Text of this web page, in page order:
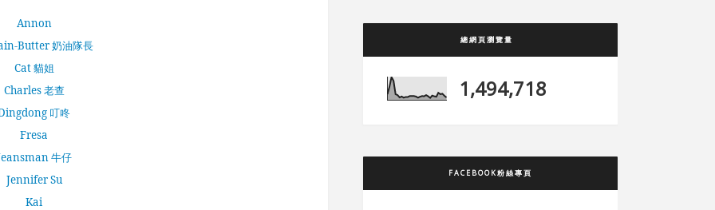
Annon
Butter 奶油隊長
Cat 貓姐
Charles 老查
叮咚
Fresa
牛仔
Jennifer Su
Kai
總網頁瀏覽量
1,494,718
FACEBOOK粉絲專頁